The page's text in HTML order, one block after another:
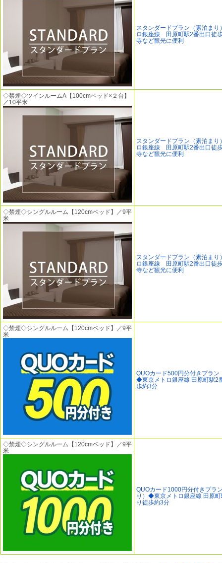
スタンダードプラン（素泊ま
ロ銀座線 田原町駅2番出口徒
寺など観光に便利
◇禁煙◇ツインルームA【100cmベッド×２台】
／10平米
スタンダードプラン（素泊ま
ロ銀座線 田原町駅2番出口徒
寺など観光に便利
◇禁煙◇シングルルーム【120cmベッド】／9平
米
スタンダードプラン（素泊ま
ロ銀座線 田原町駅2番出口徒
寺など観光に便利
◇禁煙◇シングルルーム【120cmベッド】／9平
米
QUOカード500円分付きプラン
◆東京メトロ銀座線 田原町駅2
歩約3分
◇禁煙◇シングルルーム【120cmベッド】／9平
米
QUOカード1000円分付きプラ
り）◆東京メトロ銀座線 田原
り徒歩約3分